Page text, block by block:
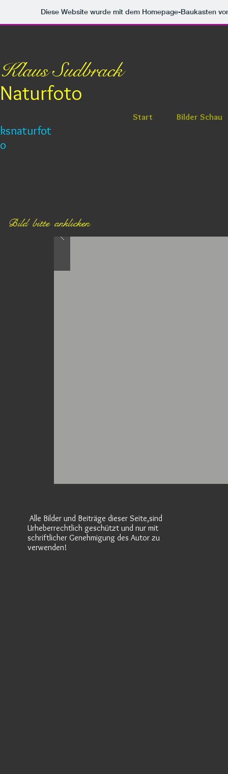
Diese Website wurde mit dem Homepage-Baukasten
Klaus Sudbrack
Naturfoto
ksnaturfot
o
Start Bilder Schau
Bild bitte anklicken
Alle Bilder und Beiträge dieser Seite,sind
Urheberrechtlich geschützt und nur mit
schriftlicher Genehmigung des Autor zu
verwenden!